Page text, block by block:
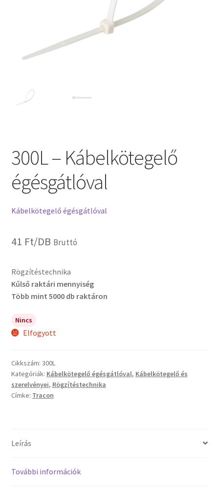
300L – Kábelkötegelő
égésgátlóval
Kábelkötegelő égésgátlóval
41 Ft/DB Bruttó
Rögzítéstechnika
Kűlső raktári mennyiség
Több mint 5000 db raktáron
Nincs
Elfogyott
Cikkszám: 300L
Kategóriák: Kábelkötegelő égésgátlóval, Kábelkötegelő és
szerelvényei, Rögzítéstechnika
Címke: Tracon
Leírás
További információk